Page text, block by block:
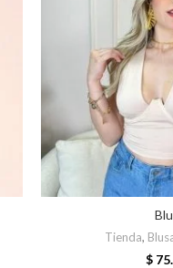
Tienda,
$